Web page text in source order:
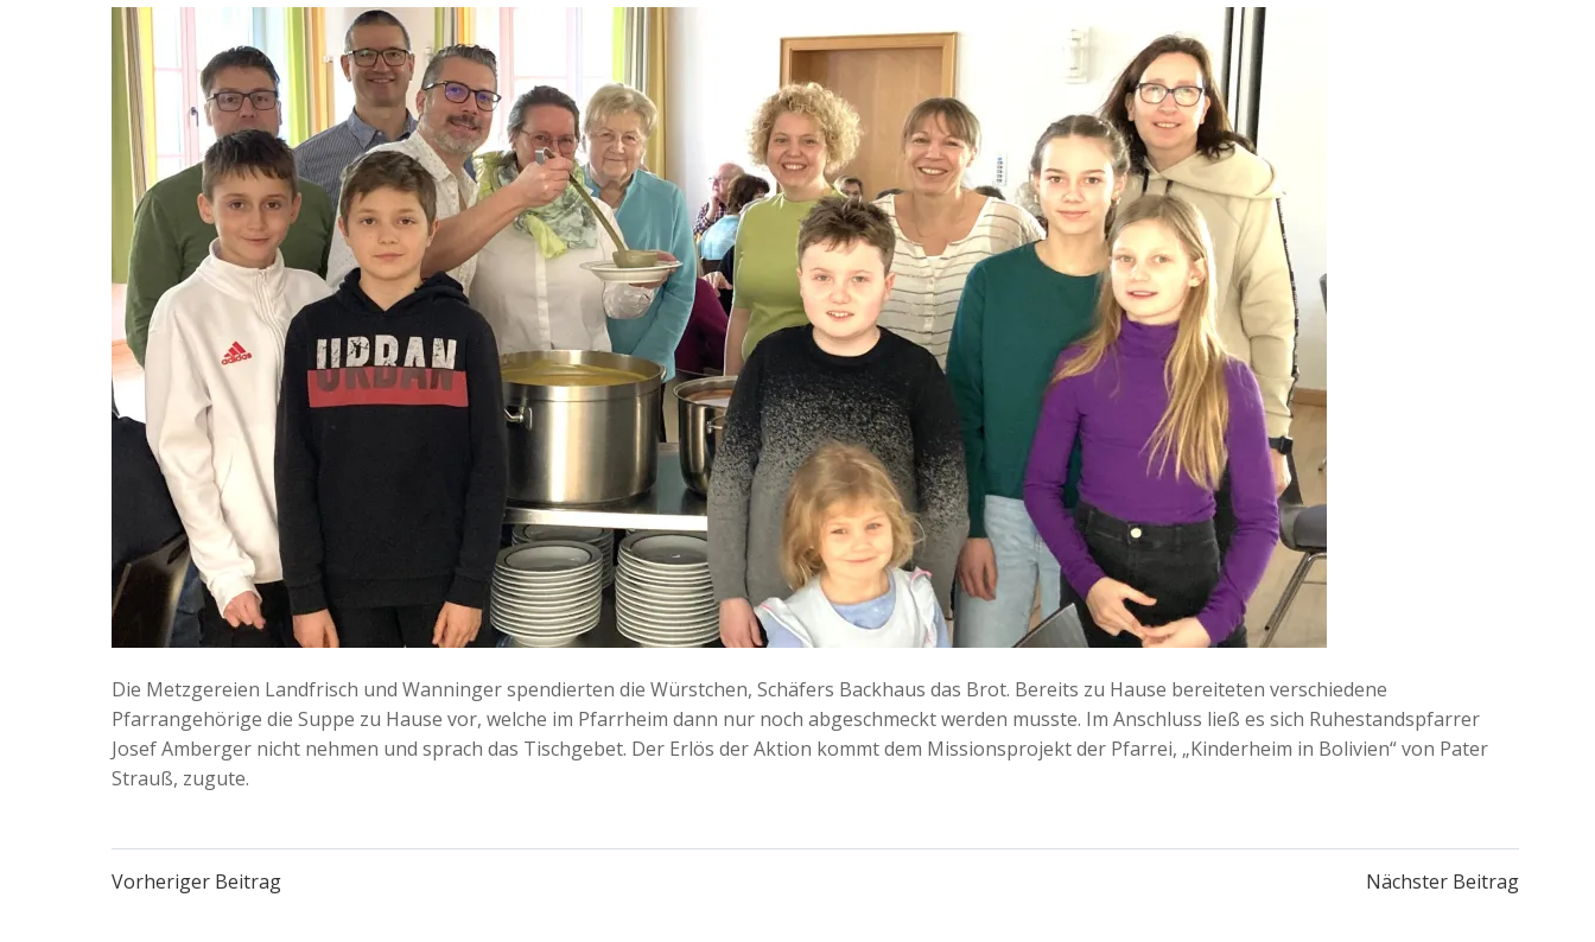
Die Metzgereien Landfrisch und Wanninger spendierten die Würstchen, Schäfers Backhaus das Brot. Bereits zu Hause bereiteten verschiedene
Pfarrangehörige die Suppe zu Hause vor, welche im Pfarrheim dann nur noch abgeschmeckt werden musste. Im Anschluss ließ es sich Ruhestandspfarrer
Josef Amberger nicht nehmen und sprach das Tischgebet. Der Erlös der Aktion kommt dem Missionsprojekt der Pfarrei, „Kinderheim in Bolivien“ von Pater
Strauß, zugute.
Post
Vorheriger Beitrag Nächster Beitrag